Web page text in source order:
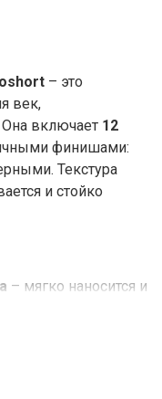
– это
век,
включает 12
финишами:
Текстура
и стойко
– мягко наносится и